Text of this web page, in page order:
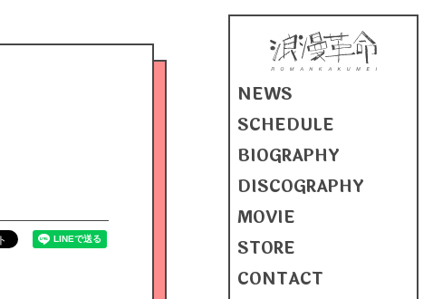
NEWS
SCHEDULE
BIOGRAPHY
DISCOGRAPHY
MOVIE
STORE
CONTACT